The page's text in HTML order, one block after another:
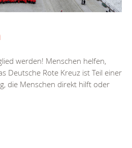
werden! Menschen helfen,
Deutsche Rote Kreuz ist Teil einer
die Menschen direkt hilft oder